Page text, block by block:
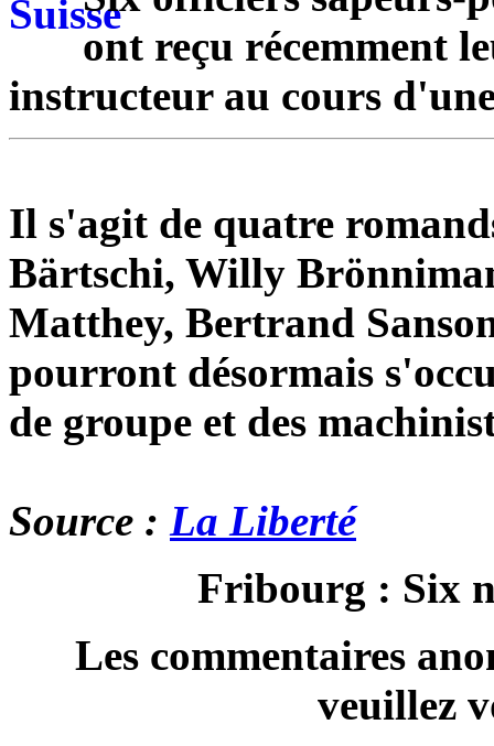
ont reçu récemment
instructeur au cours
Il s'agit de quatre
Bärtschi, Willy
Matthey, Bertrand
pourront désormais
de groupe et des
Source : La Liberté
Fribourg : Six
Les commentaires
veuillez